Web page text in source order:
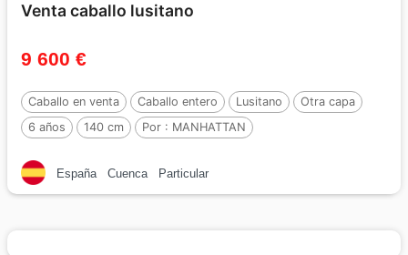
Venta caballo lusitano
9 600 €
Caballo en venta Caballo entero Lusitano
Otra capa
6 años
140 cm Por : MANHATTAN
España Cuenca Particular